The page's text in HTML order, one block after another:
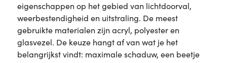
eigenschappen op het gebied van lichtdoorval,
weerbestendigheid en uitstraling. De meest
gebruikte materialen zijn acryl, polyester en
glasvezel. De keuze hangt af van wat je het
belangrijkst vindt: maximale schaduw, een beetje